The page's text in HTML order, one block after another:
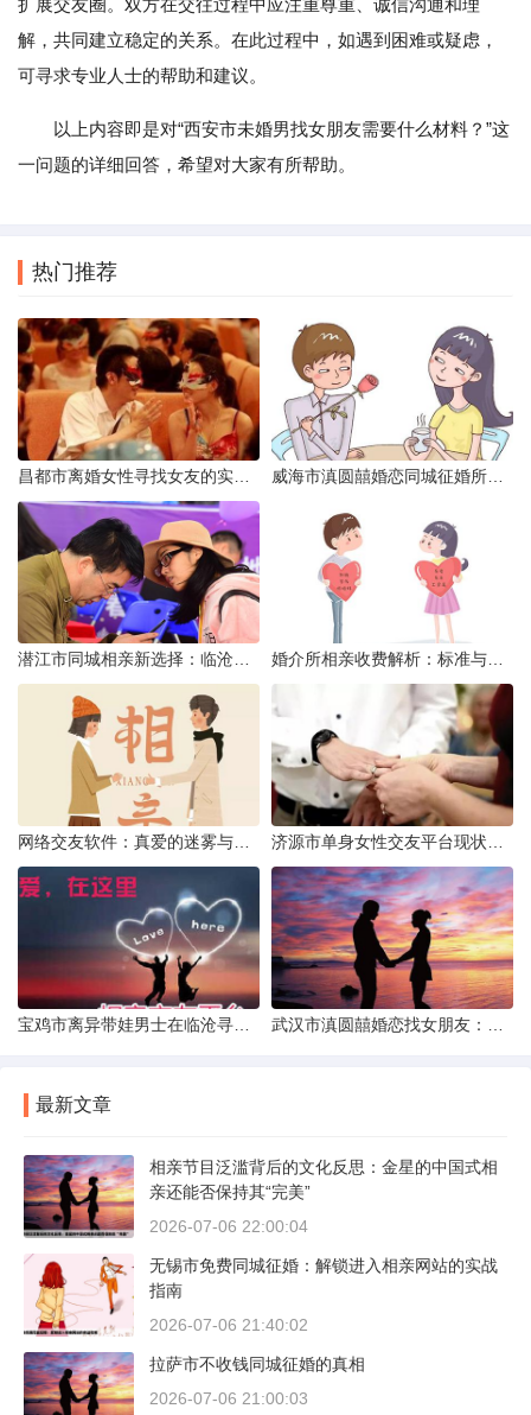
扩展交友圈。双方在交往过程中应注重尊重、诚信沟通和理
解，共同建立稳定的关系。在此过程中，如遇到困难或疑虑，
可寻求专业人士的帮助和建议。
以上内容即是对“西安市未婚男找女朋友需要什么材料？”这
一问题的详细回答，希望对大家有所帮助。
热门推荐
最新文章
相亲节目泛滥背后的文化反思：金星的中国式相
亲还能否保持其“完美”
2026-07-06 22:00:04
无锡市免费同城征婚：解锁进入相亲网站的实战
指南
2026-07-06 21:40:02
拉萨市不收钱同城征婚的真相
2026-07-06 21:00:03